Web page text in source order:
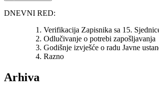
DNEVNI RED:
Verifikacija Zapisnika sa 15.
Odlučivanje o potrebi zapošljavanja
Godišnje izvješće o radu Javne
Razno
Arhiva